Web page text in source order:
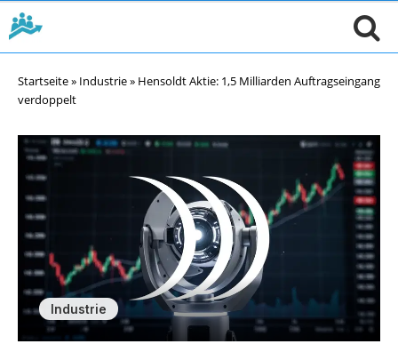
Startseite» Industrie» Hensoldt Aktie: 1,5 Milliarden Auftragseingang
verdoppelt
Industrie